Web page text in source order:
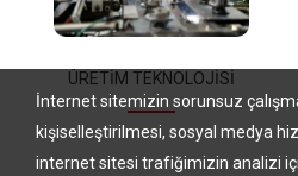
ÜRETIM TEKNOLOJISI
İnternet sitemizin sorunsuz
kişiselleştirilmesi, sosyal medya
internet sitesi trafiğimizin analizi